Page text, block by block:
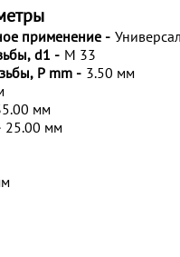
применение -
d1 - M 33
P mm - 3.50 мм
мм
25.00 мм